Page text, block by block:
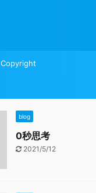
Copyright
blog
0秒思考
2021/5/12